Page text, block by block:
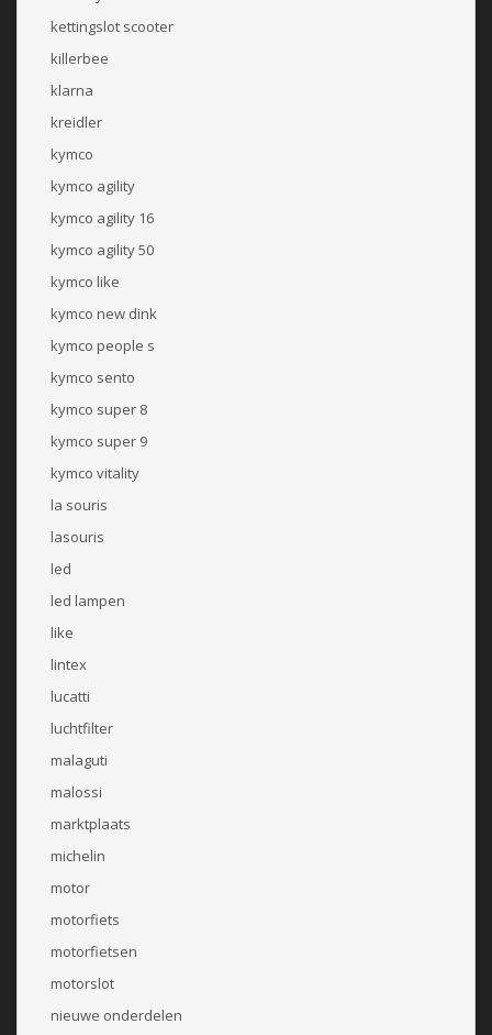
kettingslot scooter
killerbee
klarna
kreidler
kymco
kymco agility
kymco agility 16
kymco agility 50
kymco like
kymco new dink
kymco people s
kymco sento
kymco super 8
kymco super 9
kymco vitality
la souris
lasouris
led
led lampen
like
lintex
lucatti
luchtfilter
malaguti
malossi
marktplaats
michelin
motor
motorfiets
motorfietsen
motorslot
nieuwe onderdelen